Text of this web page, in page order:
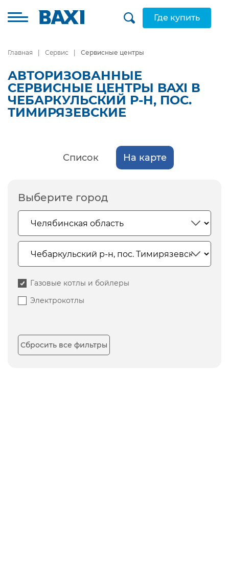
Где купить
Главная Сервис Сервисные центры
АВТОРИЗОВАННЫЕ
СЕРВИСНЫЕ ЦЕНТРЫ BAXI В
ЧЕБАРКУЛЬСКИЙ Р-Н, ПОС.
ТИМИРЯЗЕВСКИЕ
Список На карте
Выберите город
Газовые котлы и бойлеры
Электрокотлы
Сбросить все фильтры